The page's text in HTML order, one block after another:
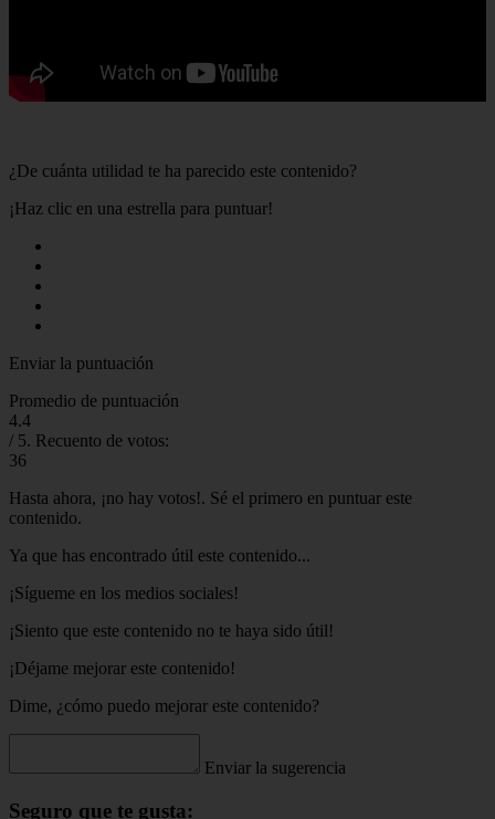
¿De cuánta utilidad te ha parecido este contenido?
¡Haz clic en una estrella para puntuar!
Enviar la puntuación
Promedio de puntuación
4.4
/ 5. Recuento de votos:
36
Hasta ahora, ¡no hay votos!. Sé el primero en puntuar este
contenido.
Ya que has encontrado útil este contenido...
¡Sígueme en los medios sociales!
¡Siento que este contenido no te haya sido útil!
¡Déjame mejorar este contenido!
Dime, ¿cómo puedo mejorar este contenido?
Enviar la sugerencia
Seguro que te gusta: